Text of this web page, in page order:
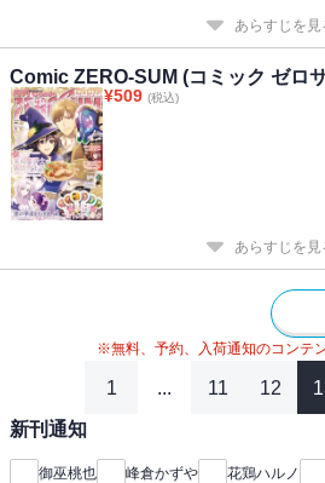
あらすじを見
Comic ZERO-SUM (コミック ゼロ
¥509 (税込)
あらすじを見
※無料、予約、入荷通知のコンテ
1 ... 11 12
新刊通知
御巫桃也 峰倉かずや 花鶏ハルノ